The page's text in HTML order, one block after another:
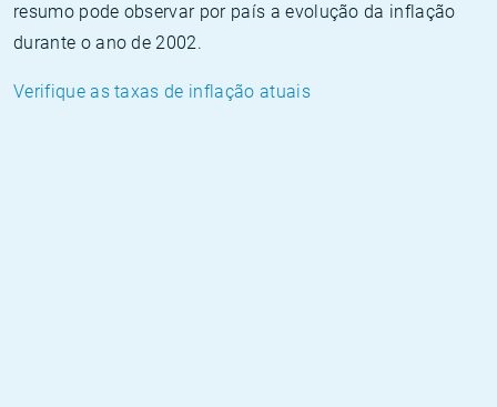
resumo pode observar por país a evolução da inflação
durante o ano de 2002.
Verifique as taxas de inflação atuais